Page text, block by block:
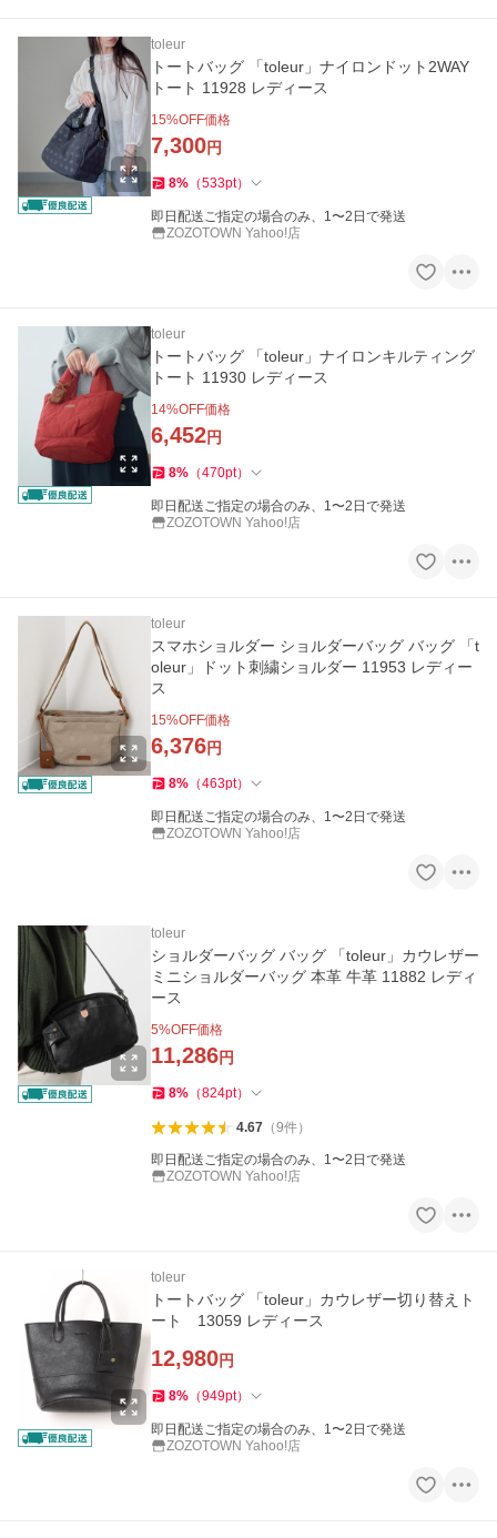
toleur
トートバッグ 「toleur」ナイロンドット2WAY
トート 11928 レディース
15%OFF価格
7,300円
8% （533pt）
即日配送ご指定の場合のみ、1〜2日で発送
ZOZOTOWN Yahoo!店
toleur
トートバッグ 「toleur」ナイロンキルティング
トート 11930 レディース
14%OFF価格
6,452円
8% （470pt）
即日配送ご指定の場合のみ、1〜2日で発送
ZOZOTOWN Yahoo!店
toleur
スマホショルダー ショルダーバッグ バッグ 「t
oleur」ドット刺繍ショルダー 11953 レディー
ス
15%OFF価格
6,376円
8% （463pt）
即日配送ご指定の場合のみ、1〜2日で発送
ZOZOTOWN Yahoo!店
toleur
ショルダーバッグ バッグ 「toleur」カウレザー
ミニショルダーバッグ 本革 牛革 11882 レディ
ース
5%OFF価格
11,286円
8% （824pt）
4.67（9件）
即日配送ご指定の場合のみ、1〜2日で発送
ZOZOTOWN Yahoo!店
toleur
トートバッグ 「toleur」カウレザー切り替えト
ート 13059 レディース
12,980円
8% （949pt）
即日配送ご指定の場合のみ、1〜2日で発送
ZOZOTOWN Yahoo!店